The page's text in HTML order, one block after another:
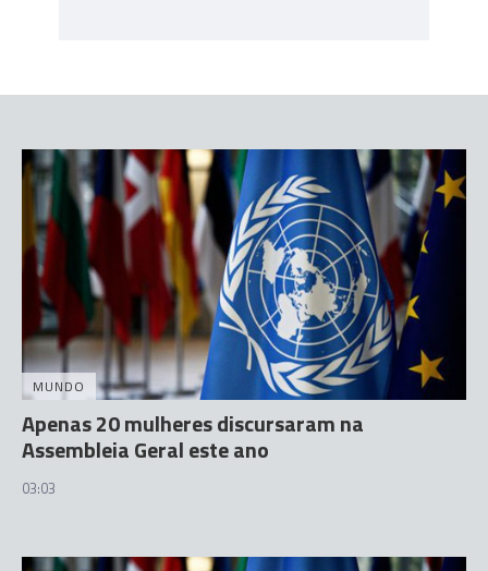
MUNDO
Apenas 20 mulheres discursaram na
Assembleia Geral este ano
03:03